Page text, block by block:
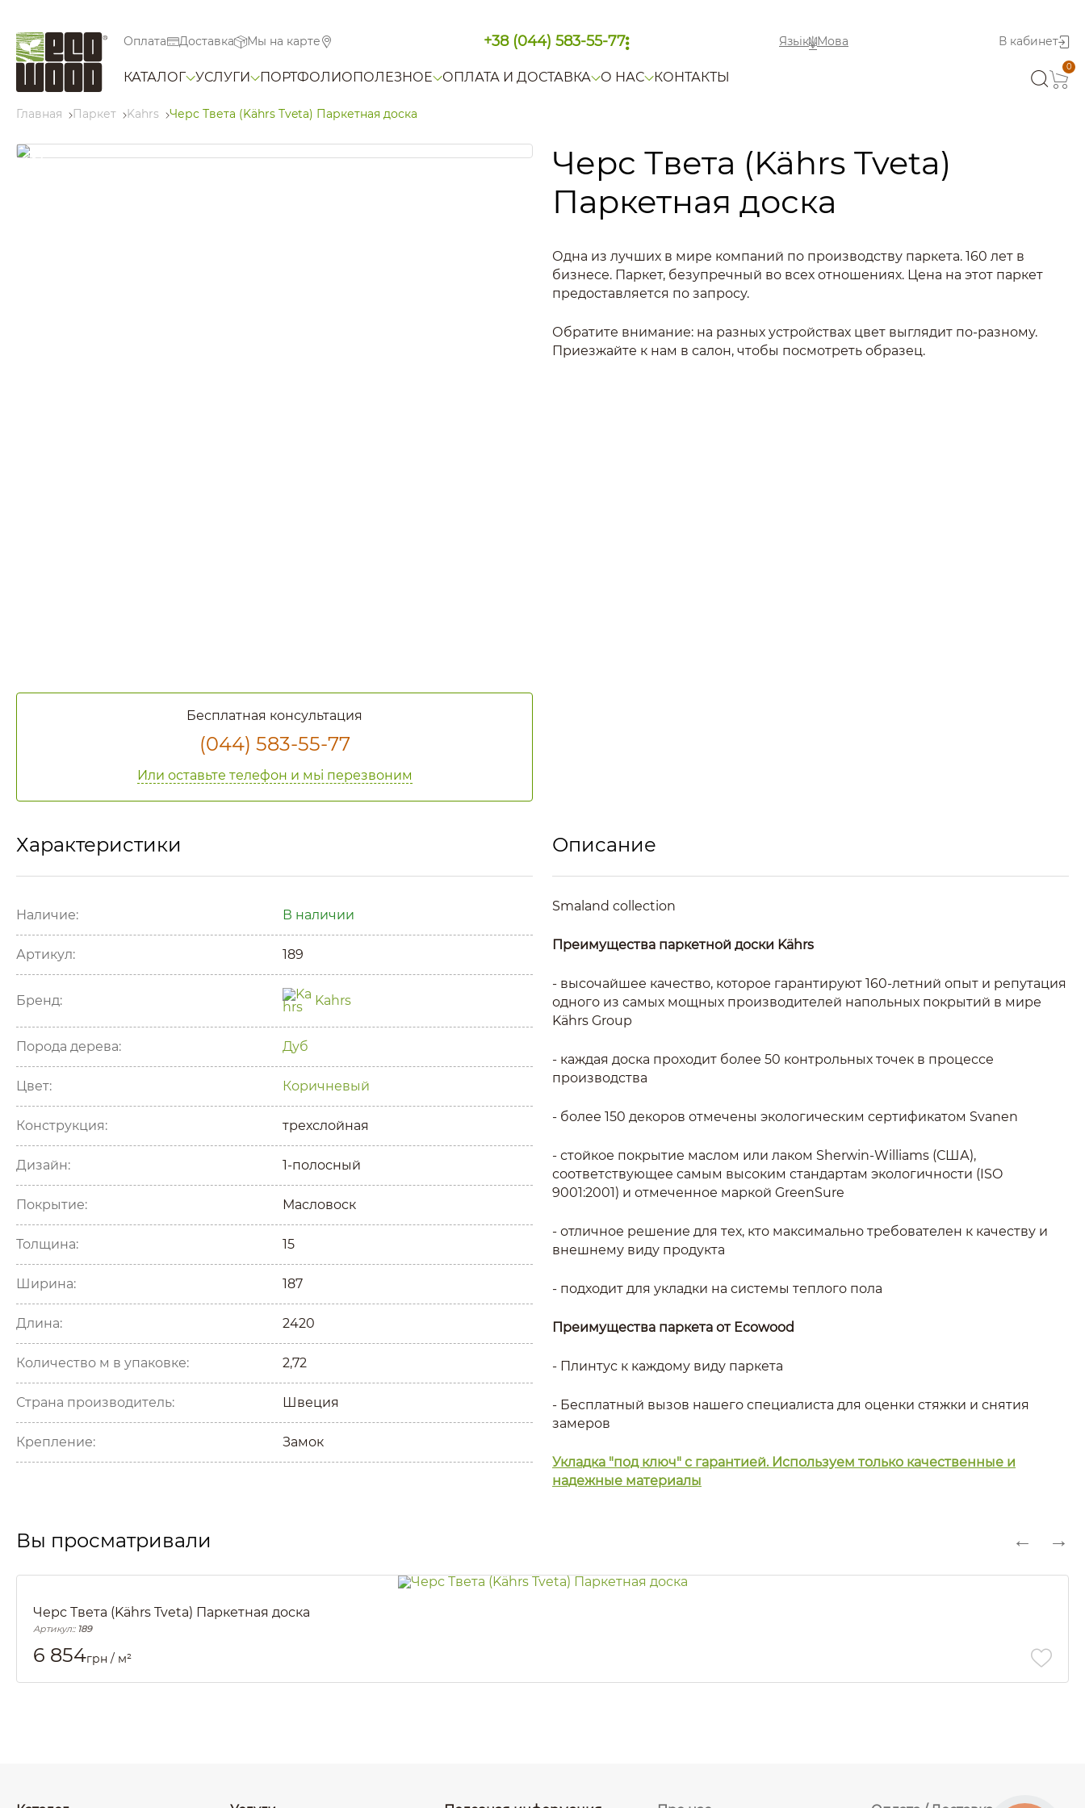
Оплата Доставка Мы на карте +38 (044) 583-55-77 Язьік Мова В кабинет
КАТАЛОГ УСЛУГИ ПОРТФОЛИОПОЛЕЗНОЕ ОПЛАТА И ДОСТАВКА О НАС КОНТАКТЫ
0
Главная Паркет Kahrs Черс Твета (Kährs Tveta) Паркетная доска
Бесплатная консультация
(044) 583-55-77
Или оставьте телефон и мьі перезвоним
Черс Твета (Kährs Tveta)
Паркетная доска
Одна из лучших в мире компаний по производству паркета. 160 лет в
бизнесе. Паркет, безупречный во всех отношениях. Цена на этот паркет
предоставляется по запросу.
Обратите внимание: на разных устройствах цвет выглядит по-разному.
Приезжайте к нам в салон, чтобы посмотреть образец.
Характеристики
Наличие: В наличии
Артикул: 189
Бренд: Kahrs
Порода дерева: Дуб
Цвет: Коричневый
Конструкция: трехслойная
Дизайн: 1-полосный
Покрытие: Масловоск
Толщина: 15
Ширина: 187
Длина: 2420
Количество м в упаковке: 2,72
Страна производитель: Швеция
Крепление: Замок
Описание
Smaland collection
Преимущества паркетной доски Kährs
- высочайшее качество, которое гарантируют 160-летний опыт и репутация
одного из самых мощных производителей напольных покрытий в мире
Kährs Group
- каждая доска проходит более 50 контрольных точек в процессе
производства
- более 150 декоров отмечены экологическим сертификатом Svanen
- стойкое покрытие маслом или лаком Sherwin-Williams (США),
соответствующее самым высоким стандартам экологичности (ISO
9001:2001) и отмеченное маркой GreenSure
- отличное решение для тех, кто максимально требователен к качеству и
внешнему виду продукта
- подходит для укладки на системы теплого пола
Преимущества паркета от Ecowood
- Плинтус к каждому виду паркета
- Бесплатный вызов нашего специалиста для оценки стяжки и снятия
замеров
Укладка "под ключ" с гарантией. Используем только качественные и
надежные материалы
Вы просматривали
Черс Твета (Kährs Tveta) Паркетная доска
Артикул:: 189
6 854грн / м²